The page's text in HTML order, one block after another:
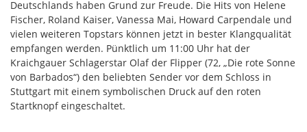
Deutschlands haben Grund zur Freude. Die Hits von Helene
Fischer, Roland Kaiser, Vanessa Mai, Howard Carpendale und
vielen weiteren Topstars können jetzt in bester Klangqualität
empfangen werden. Pünktlich um 11:00 Uhr hat der
Kraichgauer Schlagerstar Olaf der Flipper (72, „Die rote Sonne
von Barbados“) den beliebten Sender vor dem Schloss in
Stuttgart mit einem symbolischen Druck auf den roten
Startknopf eingeschaltet.